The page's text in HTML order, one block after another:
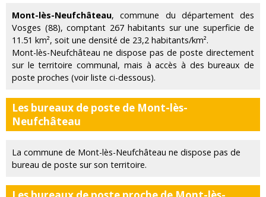
Mont-lès-Neufchâteau, commune du département des
Vosges (88), comptant 267 habitants sur une superficie de
11.51 km², soit une densité de 23,2 habitants/km².
Mont-lès-Neufchâteau ne dispose pas de poste directement
sur le territoire communal, mais à accès à des bureaux de
poste proches (voir liste ci-dessous).
Les bureaux de poste de Mont-lès-
Neufchâteau
La commune de Mont-lès-Neufchâteau ne dispose pas de
bureau de poste sur son territoire.